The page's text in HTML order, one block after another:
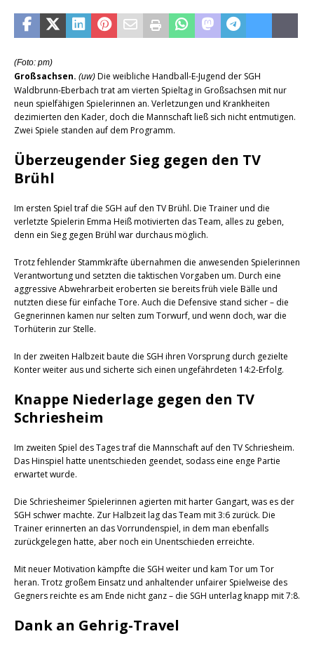
(Foto: pm)
Großsachsen. (uw) Die weibliche Handball-E-Jugend der SGH
Waldbrunn-Eberbach trat am vierten Spieltag in Großsachsen mit nur
neun spielfähigen Spielerinnen an. Verletzungen und Krankheiten
dezimierten den Kader, doch die Mannschaft ließ sich nicht entmutigen.
Zwei Spiele standen auf dem Programm.
Überzeugender Sieg gegen den TV
Brühl
Im ersten Spiel traf die SGH auf den TV Brühl. Die Trainer und die
verletzte Spielerin Emma Heiß motivierten das Team, alles zu geben,
denn ein Sieg gegen Brühl war durchaus möglich.
Trotz fehlender Stammkräfte übernahmen die anwesenden Spielerinnen
Verantwortung und setzten die taktischen Vorgaben um. Durch eine
aggressive Abwehrarbeit eroberten sie bereits früh viele Bälle und
nutzten diese für einfache Tore. Auch die Defensive stand sicher – die
Gegnerinnen kamen nur selten zum Torwurf, und wenn doch, war die
Torhüterin zur Stelle.
In der zweiten Halbzeit baute die SGH ihren Vorsprung durch gezielte
Konter weiter aus und sicherte sich einen ungefährdeten 14:2-Erfolg.
Knappe Niederlage gegen den TV
Schriesheim
Im zweiten Spiel des Tages traf die Mannschaft auf den TV Schriesheim.
Das Hinspiel hatte unentschieden geendet, sodass eine enge Partie
erwartet wurde.
Die Schriesheimer Spielerinnen agierten mit harter Gangart, was es der
SGH schwer machte. Zur Halbzeit lag das Team mit 3:6 zurück. Die
Trainer erinnerten an das Vorrundenspiel, in dem man ebenfalls
zurückgelegen hatte, aber noch ein Unentschieden erreichte.
Mit neuer Motivation kämpfte die SGH weiter und kam Tor um Tor
heran. Trotz großem Einsatz und anhaltender unfairer Spielweise des
Gegners reichte es am Ende nicht ganz – die SGH unterlag knapp mit 7:8.
Dank an Gehrig-Travel